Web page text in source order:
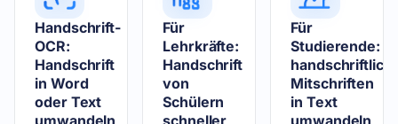
Handschrift-
OCR:
Handschrift
in Word
oder Text
umwandeln
Für
Lehrkräfte:
Handschrift
von
Schülern
schneller
Für
Studierende:
Mitschriften
in Text
umwandeln